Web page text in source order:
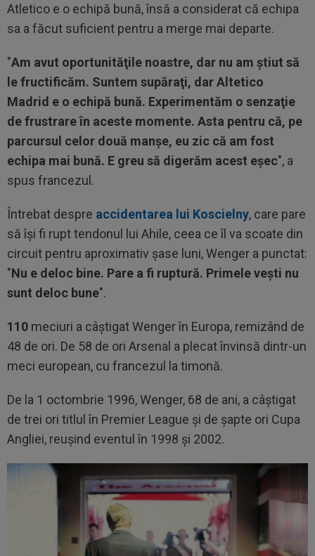
Atletico e o echipă bună, însă a considerat că echipa
sa a făcut suficient pentru a merge mai departe.
"Am avut oportunităţile noastre, dar nu am ştiut să
le fructificăm. Suntem supăraţi, dar Altetico
Madrid e o echipă bună. Experimentăm o senzaţie
de frustrare în aceste momente. Asta pentru că, pe
parcursul celor două manşe, eu zic că am fost
echipa mai bună. E greu să digerăm acest eşec", a
spus francezul.
Întrebat despre accidentarea lui Koscielny, care pare
să îşi fi rupt tendonul lui Ahile, ceea ce îl va scoate din
circuit pentru aproximativ şase luni, Wenger a punctat:
"Nu e deloc bine. Pare a fi ruptură. Primele veşti nu
sunt deloc bune".
110 meciuri a câştigat Wenger în Europa, remizând de
48 de ori. De 58 de ori Arsenal a plecat învinsă dintr-un
meci european, cu francezul la timonă.
De la 1 octombrie 1996, Wenger, 68 de ani, a câştigat
de trei ori titlul în Premier League şi de şapte ori Cupa
Angliei, reuşind eventul în 1998 şi 2002.